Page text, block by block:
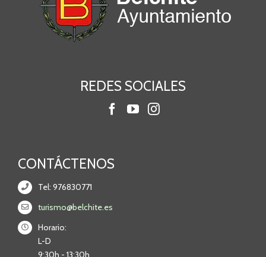
REDES SOCIALES
CONTÁCTENOS
Tel: 976830771
turismo@belchite.es
Horario:
L-D
9:30h - 13:30h